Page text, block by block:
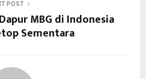
POST
MBG di Indonesia
Sementara